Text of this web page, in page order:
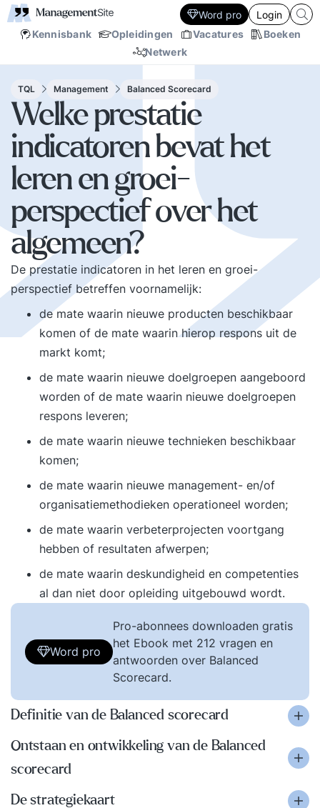
Kennisbank Opleidingen Vacatures
Boeken
Netwerk
Word pro Login
TQL Management Balanced Scorecard
Welke prestatie
indicatoren bevat het
leren en groei-
perspectief over het
algemeen?
De prestatie indicatoren in het leren en groei-
perspectief betreffen voornamelijk:
de mate waarin nieuwe producten beschikbaar
komen of de mate waarin hierop respons uit de
markt komt;
de mate waarin nieuwe doelgroepen aangeboord
worden of de mate waarin nieuwe doelgroepen
respons leveren;
de mate waarin nieuwe technieken beschikbaar
komen;
de mate waarin nieuwe management- en/of
organisatiemethodieken operationeel worden;
de mate waarin verbeterprojecten voortgang
hebben of resultaten afwerpen;
de mate waarin deskundigheid en competenties
al dan niet door opleiding uitgebouwd wordt.
Word pro
Pro-abonnees downloaden gratis
het Ebook met 212 vragen en
antwoorden over Balanced
Scorecard.
Definitie van de Balanced scorecard
Ontstaan en ontwikkeling van de Balanced
scorecard
De strategiekaart